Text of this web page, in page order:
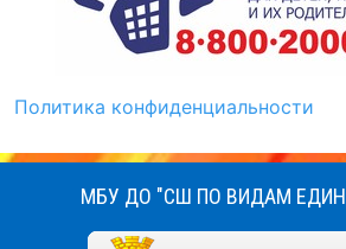
Политика конфиденциальности
МБУ ДО "СШ ПО ВИДАМ